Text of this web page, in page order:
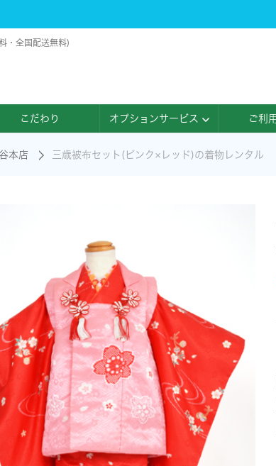
・全国配送無料)
こだわり オプションサービス ご利
本店 三歳被布セット(ピンク×レッド)の着物レンタル